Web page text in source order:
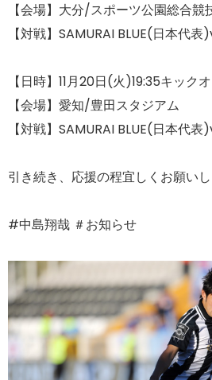
【会場】大分/スポーツ公園総合競
【対戦】SAMURAI BLUE(日本代
【日時】11月20日(火)19:35キック
【会場】愛知/豊田スタジアム
【対戦】SAMURAI BLUE(日本代
引き続き、応援の程宜しくお願いし
#中島翔哉 ＃お知らせ